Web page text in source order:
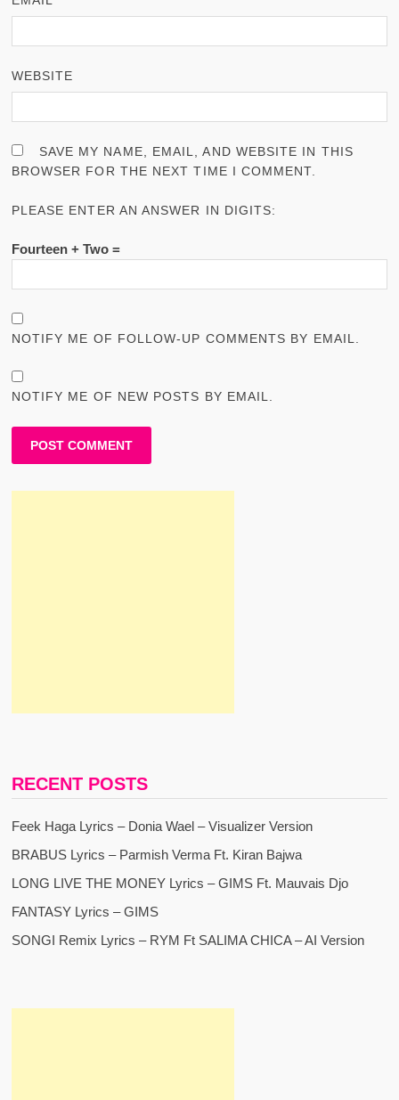
WEBSITE
SAVE MY NAME, EMAIL, AND WEBSITE IN THIS
BROWSER FOR THE NEXT TIME I COMMENT.
PLEASE ENTER AN ANSWER IN DIGITS:
Fourteen + Two =
NOTIFY ME OF FOLLOW-UP COMMENTS BY EMAIL.
NOTIFY ME OF NEW POSTS BY EMAIL.
RECENT POSTS
Feek Haga Lyrics – Donia Wael – Visualizer Version
BRABUS Lyrics – Parmish Verma Ft. Kiran Bajwa
LONG LIVE THE MONEY Lyrics – GIMS Ft. Mauvais Djo
FANTASY Lyrics – GIMS
SONGI Remix Lyrics – RYM Ft SALIMA CHICA – AI Version